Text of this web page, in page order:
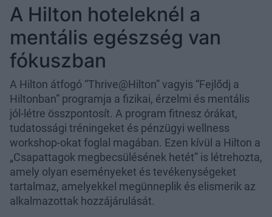
A Hilton hoteleknél a
mentális egészség van
fókuszban
A Hilton átfogó “Thrive@Hilton” vagyis “Fejlődj a
Hiltonban” programja a fizikai, érzelmi és mentális
jól-létre összpontosít. A program fitnesz órákat,
tudatossági tréningeket és pénzügyi wellness
workshop-okat foglal magában. Ezen kívül a Hilton a
„Csapattagok megbecsülésének hetét” is létrehozta,
amely olyan eseményeket és tevékenységeket
tartalmaz, amelyekkel megünneplik és elismerik az
alkalmazottak hozzájárulását.